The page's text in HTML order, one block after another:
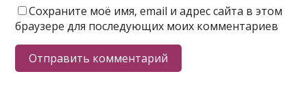
Сохраните моё имя, email и адрес сайта в этом
браузере для последующих моих комментариев